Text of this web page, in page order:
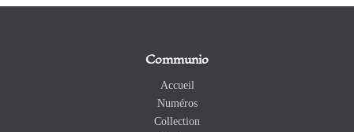
Communio
Accueil
Numéros
Collection